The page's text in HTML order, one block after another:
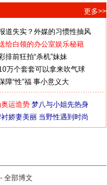
更多>>
道失实？外媒的习惯性抽风
给白领的办公室娱乐秘籍
排前狂拍“杀机”妹妹
万个套套可以拿来吹气球
障“性”福 事小意义大
运造势 梦八与小姐先热身
娇妻美丽 当野性遇到时尚
- 全部博文